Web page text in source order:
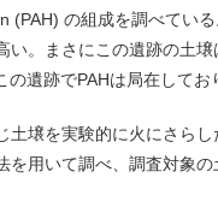
(PAH) の組成を調べてい
い。まさにこの遺跡の土
の遺跡でPAHは局在して
土壌を実験的に火にさら
を用いて調べ、調査対象